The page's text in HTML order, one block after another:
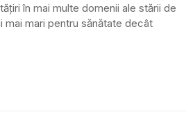
în mai multe domenii ale stării de
mari pentru sănătate decât